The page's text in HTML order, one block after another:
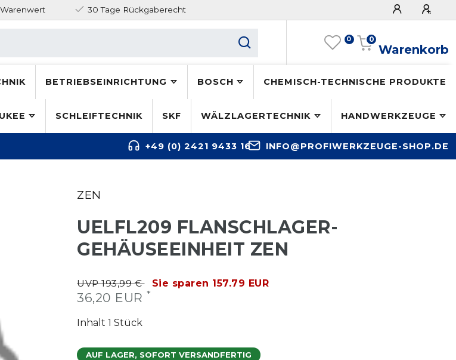
30 Tage Rückgaberecht
0
Warenkorb
0
BETRIEBSEINRICHTUNG BOSCH CHEMISCH-TECHNISCHE PRODUKTE
SCHLEIFTECHNIK SKF WÄLZLAGERTECHNIK HANDWERKZEUGE
+49 (0) 2421 9433 16 INFO@PROFIWERKZEUGE-SHOP.DE
ZEN
UELFL209 FLANSCHLAGER-
GEHÄUSEEINHEIT ZEN
UVP 193,99 € Sie sparen 157.79 EUR
36,20 EUR *
Inhalt 1 Stück
AUF LAGER, SOFORT VERSANDFERTIG